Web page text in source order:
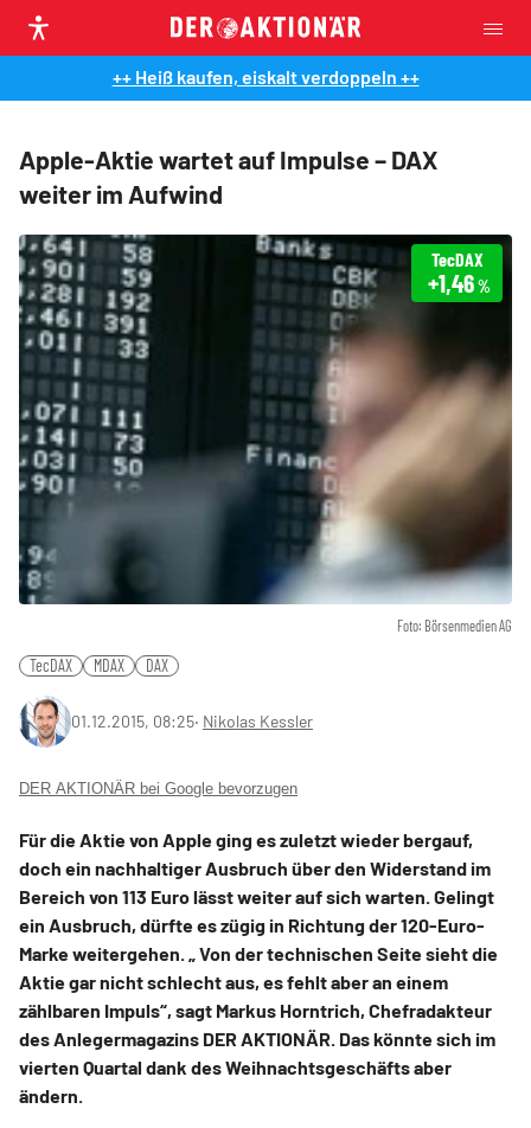
++ Heiß kaufen, eiskalt verdoppeln ++
Apple-Aktie wartet auf Impulse – DAX
weiter im Aufwind
Foto: Börsenmedien AG
TecDAX
+1,46%
TecDAX MDAX DAX
01.12.2015, 08:25‧ Nikolas Kessler
DER AKTIONÄR bei Google bevorzugen
Für die Aktie von Apple ging es zuletzt wieder bergauf,
doch ein nachhaltiger Ausbruch über den Widerstand im
Bereich von 113 Euro lässt weiter auf sich warten. Gelingt
ein Ausbruch, dürfte es zügig in Richtung der 120-Euro-
Marke weitergehen. „ Von der technischen Seite sieht die
Aktie gar nicht schlecht aus, es fehlt aber an einem
zählbaren Impuls“, sagt Markus Horntrich, Chefradakteur
des Anlegermagazins DER AKTIONÄR. Das könnte sich im
vierten Quartal dank des Weihnachtsgeschäfts aber
ändern.